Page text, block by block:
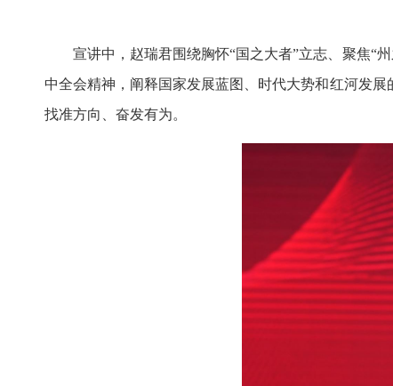
宣讲中，赵瑞君围绕胸怀“国之大者”立志、聚焦“
中全会精神，阐释国家发展蓝图、时代大势和红河发
找准方向、奋发有为。